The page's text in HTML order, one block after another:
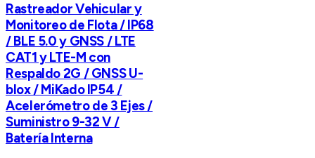
Rastreador Vehicular y
Monitoreo de Flota / IP68
/ BLE 5.0 y GNSS / LTE
CAT1 y LTE-M con
Respaldo 2G / GNSS U-
blox / MiKado IP54 /
Acelerómetro de 3 Ejes /
Suministro 9-32 V /
Batería Interna